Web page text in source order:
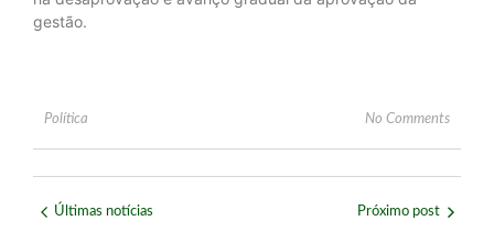
gestão.
Política No Comments
Últimas notícias Próximo post